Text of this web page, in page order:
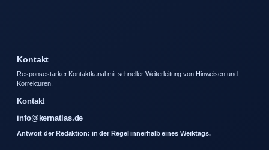
Kontakt
Responsestarker Kontaktkanal mit schneller Weiterleitung von Hinweisen und
Korrekturen.
Kontakt
info@kernatlas.de
Antwort der Redaktion: in der Regel innerhalb eines Werktags.